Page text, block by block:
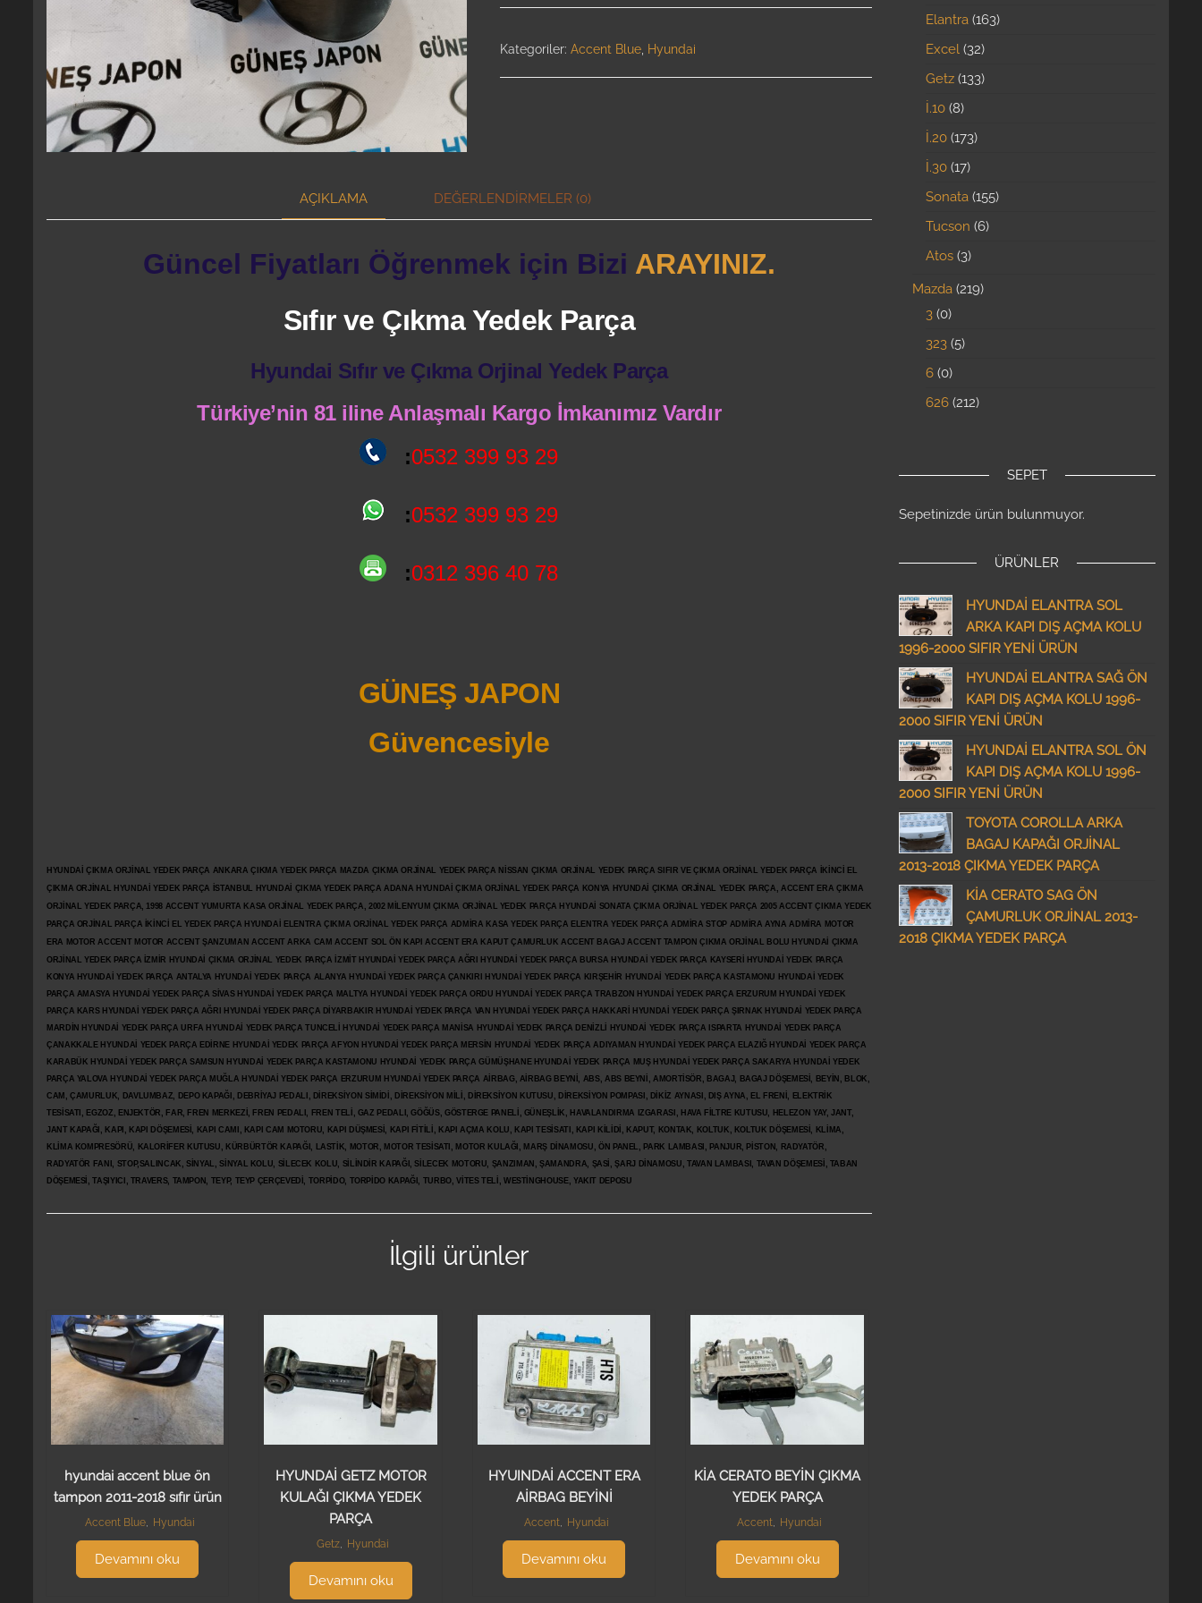
Kategoriler:Accent Blue Hyundai
AÇIKLAMA DEĞERLENDIRMELER (0)
Güncel Fiyatları Öğrenmek için Bizi ARAYINIZ.
Sıfır ve Çıkma Yedek Parça
Hyundai Sıfır ve Çıkma Orjinal Yedek Parça
Türkiye’nin 81 iline Anlaşmalı Kargo İmkanımız Vardır
:0532 399 93 29
:0532 399 93 29
:0312 396 40 78
GÜNEŞ JAPON
Güvencesiyle
HYUNDAİ ÇIKMA ORJİNAL YEDEK PARÇA ANKARA ÇIKMA YEDEK PARÇA MAZDA ÇIKMA ORJİNAL YEDEK PARÇA NİSSAN ÇIKMA ORJİNAL YEDEK PARÇA SIFIR VE ÇIKMA ORJİNAL YEDEK PARÇA İKİNCİ EL
ÇIKMA ORJİNAL HYUNDAİ YEDEK PARÇA İSTANBUL HYUNDAİ ÇIKMA YEDEK PARÇA ADANA HYUNDAİ ÇIKMA ORJİNAL YEDEK PARÇA KONYA HYUNDAİ ÇIKMA ORJİNAL YEDEK PARÇA, ACCENT ERA ÇIKMA
ORJİNAL YEDEK PARÇA, 1998 ACCENT YUMURTA KASA ORJİNAL YEDEK PARÇA, 2002 MİLENYUM ÇIKMA ORJİNAL YEDEK PARÇA HYUNDAİ SONATA ÇIKMA ORJİNAL YEDEK PARÇA 2005 ACCENT ÇIKMA YEDEK
PARÇA ORJİNAL PARÇA İKİNCİ EL YEDEK PARÇA HYUNDAİ ELENTRA ÇIKMA ORJİNAL YEDEK PARÇA ADMİRA KASA YEDEK PARÇA ELENTRA YEDEK PARÇA ADMİRA STOP ADMİRA AYNA ADMİRA MOTOR
ERA MOTOR ACCENT MOTOR ACCENT ŞANZUMAN ACCENT ARKA CAM ACCENT SOL ÖN KAPI ACCENT ERA KAPUT ÇAMURLUK ACCENT BAGAJ ACCENT TAMPON ÇIKMA ORJİNAL BOLU HYUNDAİ ÇIKMA
ORJİNAL YEDEK PARÇA İZMİR HYUNDAİ ÇIKMA ORJİNAL YEDEK PARÇA İZMİT HYUNDAİ YEDEK PARÇA AĞRI HYUNDAİ YEDEK PARÇA BURSA HYUNDAİ YEDEK PARÇA KAYSERİ HYUNDAİ YEDEK PARÇA
KONYA HYUNDAİ YEDEK PARÇA ANTALYA HYUNDAİ YEDEK PARÇA ALANYA HYUNDAİ YEDEK PARÇA ÇANKIRI HYUNDAİ YEDEK PARÇA KIRŞEHİR HYUNDAİ YEDEK PARÇA KASTAMONU HYUNDAİ YEDEK
PARÇA AMASYA HYUNDAİ YEDEK PARÇA SİVAS HYUNDAİ YEDEK PARÇA MALTYA HYUNDAİ YEDEK PARÇA ORDU HYUNDAİ YEDEK PARÇA TRABZON HYUNDAİ YEDEK PARÇA ERZURUM HYUNDAİ YEDEK
PARÇA KARS HYUNDAİ YEDEK PARÇA AĞRI HYUNDAİ YEDEK PARÇA DİYARBAKIR HYUNDAİ YEDEK PARÇA VAN HYUNDAİ YEDEK PARÇA HAKKARİ HYUNDAİ YEDEK PARÇA ŞIRNAK HYUNDAİ YEDEK PARÇA
MARDİN HYUNDAİ YEDEK PARÇA URFA HYUNDAİ YEDEK PARÇA TUNCELİ HYUNDAİ YEDEK PARÇA MANİSA HYUNDAİ YEDEK PARÇA DENİZLİ HYUNDAİ YEDEK PARÇA ISPARTA HYUNDAİ YEDEK PARÇA
ÇANAKKALE HYUNDAİ YEDEK PARÇA EDİRNE HYUNDAİ YEDEK PARÇA AFYON HYUNDAİ YEDEK PARÇA MERSİN HYUNDAİ YEDEK PARÇA ADIYAMAN HYUNDAİ YEDEK PARÇA ELAZIĞ HYUNDAİ YEDEK PARÇA
KARABÜK HYUNDAİ YEDEK PARÇA SAMSUN HYUNDAİ YEDEK PARÇA KASTAMONU HYUNDAİ YEDEK PARÇA GÜMÜŞHANE HYUNDAİ YEDEK PARÇA MUŞ HYUNDAİ YEDEK PARÇA SAKARYA HYUNDAİ YEDEK
PARÇA YALOVA HYUNDAİ YEDEK PARÇA MUĞLA HYUNDAİ YEDEK PARÇA ERZURUM HYUNDAİ YEDEK PARÇA AİRBAG, AİRBAG BEYNİ, ABS, ABS BEYNİ, AMORTİSÖR, BAGAJ, BAGAJ DÖŞEMESİ, BEYİN, BLOK,
CAM, ÇAMURLUK, DAVLUMBAZ, DEPO KAPAĞI, DEBRİYAJ PEDALI, DİREKSİYON SİMİDİ, DİREKSİYON MİLİ, DİREKSİYON KUTUSU, DİREKSİYON POMPASI, DİKİZ AYNASI, DIŞ AYNA, EL FRENİ, ELEKTRİK
TESİSATI, EGZOZ, ENJEKTÖR, FAR, FREN MERKEZİ, FREN PEDALI, FREN TELİ, GAZ PEDALI, GÖĞÜS, GÖSTERGE PANELİ, GÜNEŞLİK, HAVALANDIRMA IZGARASI, HAVA FİLTRE KUTUSU, HELEZON YAY, JANT,
JANT KAPAĞI, KAPI, KAPI DÖŞEMESİ, KAPI CAMI, KAPI CAM MOTORU, KAPI DÜŞMESİ, KAPI FİTİLİ, KAPI AÇMA KOLU, KAPI TESİSATI, KAPI KİLİDİ, KAPUT, KONTAK, KOLTUK, KOLTUK DÖŞEMESİ, KLİMA,
KLİMA KOMPRESÖRÜ, KALORİFER KUTUSU, KÜRBÜRTÖR KAPAĞI, LASTİK, MOTOR, MOTOR TESİSATI, MOTOR KULAĞI, MARŞ DİNAMOSU, ÖN PANEL, PARK LAMBASI, PANJUR, PİSTON, RADYATÖR,
RADYATÖR FANI, STOP,SALINCAK, SİNYAL, SİNYAL KOLU, SİLECEK KOLU, SİLİNDİR KAPAĞI, SİLECEK MOTORU, ŞANZIMAN, ŞAMANDRA, ŞASİ, ŞARJ DİNAMOSU, TAVAN LAMBASI, TAVAN DÖŞEMESİ, TABAN
DÖŞEMESİ, TAŞIYICI, TRAVERS, TAMPON, TEYP, TEYP ÇERÇEVEDİ, TORPİDO, TORPİDO KAPAĞI, TURBO, VİTES TELİ, WESTİNGHOUSE, YAKIT DEPOSU
İlgili ürünler
hyundai accent blue ön
tampon 2011-2018 sıfır ürün
Accent Blue, Hyundai
Devamını oku
HYUNDAİ GETZ MOTOR
KULAĞI ÇIKMA YEDEK
PARÇA
Getz, Hyundai
Devamını oku
HYUINDAİ ACCENT ERA
AİRBAG BEYİNİ
Accent, Hyundai
Devamını oku
KİA CERATO BEYİN ÇIKMA
YEDEK PARÇA
Accent, Hyundai
Devamını oku
Elantra 163
Excel 32
Getz 133
İ.10 8
İ.20 173
İ.30 17
Sonata 155
Tucson 6
Atos 3
Mazda 219
3 0
323 5
6 0
626 212
SEPET
Sepetinizde ürün bulunmuyor.
ÜRÜNLER
HYUNDAİ ELANTRA SOL
ARKA KAPI DIŞ AÇMA KOLU
1996-2000 SIFIR YENİ ÜRÜN
HYUNDAİ ELANTRA SAĞ ÖN
KAPI DIŞ AÇMA KOLU 1996-
2000 SIFIR YENİ ÜRÜN
HYUNDAİ ELANTRA SOL ÖN
KAPI DIŞ AÇMA KOLU 1996-
2000 SIFIR YENİ ÜRÜN
TOYOTA COROLLA ARKA
BAGAJ KAPAĞI ORJİNAL
2013-2018 ÇIKMA YEDEK PARÇA
KİA CERATO SAG ÖN
ÇAMURLUK ORJİNAL 2013-
2018 ÇIKMA YEDEK PARÇA